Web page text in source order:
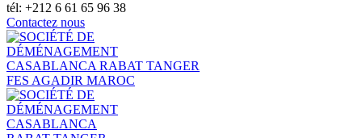
tél: +212 6 61 65 96 38
Contactez nous